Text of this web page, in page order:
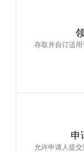
存取并自订适
申
允许申请人提